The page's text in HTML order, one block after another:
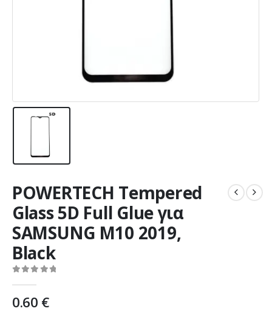
POWERTECH Tempered
Glass 5D Full Glue για
SAMSUNG M10 2019,
Black
0.60 €